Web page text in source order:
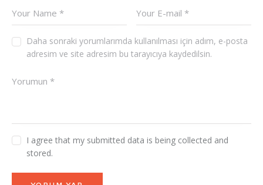
Daha sonraki yorumlarımda kullanılması için adım, e-posta
adresim ve site adresim bu tarayıcıya kaydedilsin.
I agree that my submitted data is being collected and
stored.